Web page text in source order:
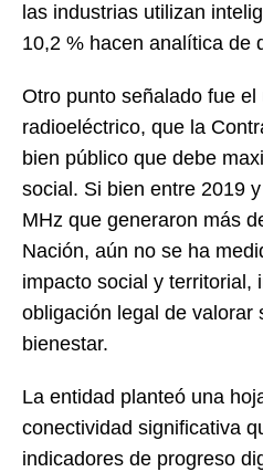
las industrias utilizan
10,2 % hacen analítica de
Otro punto señalado fue
radioeléctrico, que la
bien público que debe
social. Si bien entre 2019
MHz que generaron más
Nación, aún no se ha
impacto social y territorial,
obligación legal de valorar
bienestar.
La entidad planteó una
conectividad significativa
indicadores de progreso